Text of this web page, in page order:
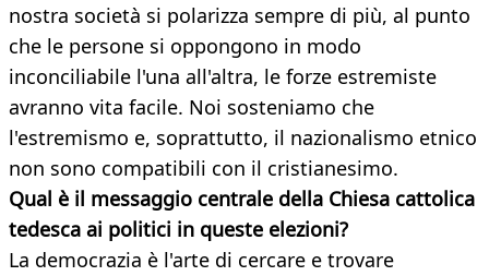
nostra società si polarizza sempre di più, al punto
che le persone si oppongono in modo
inconciliabile l'una all'altra, le forze estremiste
avranno vita facile. Noi sosteniamo che
l'estremismo e, soprattutto, il nazionalismo etnico
non sono compatibili con il cristianesimo.
Qual è il messaggio centrale della Chiesa cattolica
tedesca ai politici in queste elezioni?
La democrazia è l'arte di cercare e trovare